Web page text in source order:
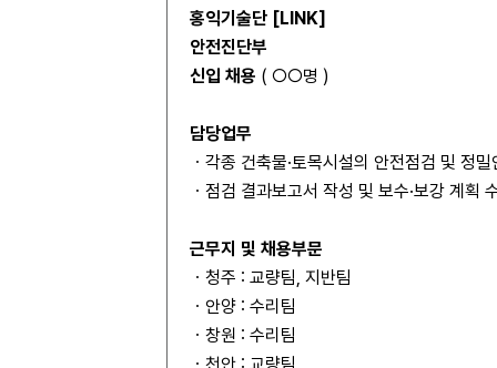
홍익기술단 [LINK]
안전진단부
신입 채용 ( ○○명 )
담당업무
ㆍ각종 건축물·토목시설의 안전점검 및 정
ㆍ점검 결과보고서 작성 및 보수·보강 계획
근무지 및 채용부문
ㆍ청주 : 교량팀, 지반팀
ㆍ안양 : 수리팀
ㆍ창원 : 수리팀